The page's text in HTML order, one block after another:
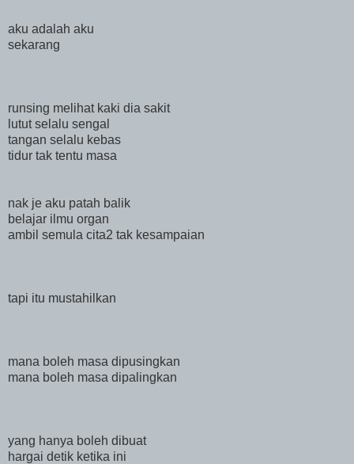
aku adalah aku
sekarang
runsing melihat kaki dia sakit
lutut selalu sengal
tangan selalu kebas
tidur tak tentu masa
nak je aku patah balik
belajar ilmu organ
ambil semula cita2 tak kesampaian
tapi itu mustahilkan
mana boleh masa dipusingkan
mana boleh masa dipalingkan
yang hanya boleh dibuat
hargai detik ketika ini